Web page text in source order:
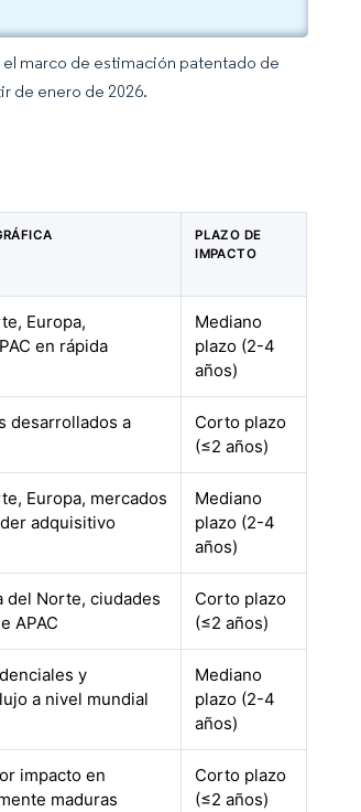
marco de estimación patentado de
de enero de 2026.
PLAZO DE
IMPACTO
Europa,
en rápida
Mediano
plazo (2-4
años)
desarrollados a
Corto plazo
(≤2 años)
Europa, mercados
adquisitivo
Mediano
plazo (2-4
años)
del Norte, ciudades
APAC
Corto plazo
(≤2 años)
y
a nivel mundial
Mediano
plazo (2-4
años)
impacto en
maduras
Corto plazo
(≤2 años)